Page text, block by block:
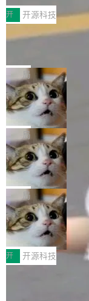
常维护操作，并完整
村国家自主创新示范
由中关村智联软件服
“智构可信·质创未
式”为主题，直面AI
的核心质量命题。会
工具选型手册》发布
nt智能测试系统入选
O而言，这提示了一
工具升级为企业的质
现实 过去两年，
一是如何让大模型和
向生产，二是如何让
开 开源科技
让非法状态不可表
有一种东西，一旦
eev 管它叫"软件设
鲜——代数数据类型
（sum type）。但他
型系统的学术体操，
章从一个简单的例子
设置，如果用布尔
ean 表示是否可切
色方案、深色方案
合。方案缺了、配置
哪些组合有效，作者
者部落知识"。 换个
变体：Switchable...
局
Cloudflare 开源内
dflare OS
Cloudflare 发布了
S。如果你只看官方
个"AI 知识库 + 聊
做，没什么新鲜的
r 上把事情说清楚了
re OS，一个带连接
有科技公司做的一样
样。这是
那个创业公司。不同
lare Workers 上——
——并且深度集成了
局
Deno 团队开源
布式 Durable
Ryan Dahl 领导的
目 Celld，一个能在
Workers 和 Durable
计思路很直接：每个
数据库，按名称寻址
存储库里。节点之
没有控制平面，没有
个小型数据库，应
库的竞争和爆炸半
局
鲁大师7月新机性
性能、流畅双第一
新折叠缺席
2026年7月的手机
增，手机厂商的日子
放缓，因此硝烟味
高价的三星折叠（
Fold8 / Z Flip8）外
开 开源科技